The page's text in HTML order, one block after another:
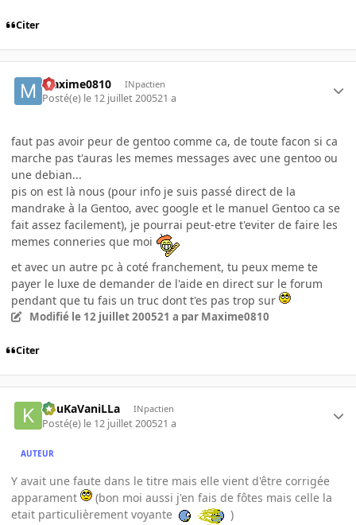
Citer
Maxime0810 INpactien
Posté(e) le 12 juillet 200521 a
faut pas avoir peur de gentoo comme ca, de toute facon si ca
marche pas t'auras les memes messages avec une gentoo ou
une debian...
pis on est là nous (pour info je suis passé direct de la
mandrake à la Gentoo, avec google et le manuel Gentoo ca se
fait assez facilement), je pourrai peut-etre t'eviter de faire les
memes conneries que moi
et avec un autre pc à coté franchement, tu peux meme te
payer le luxe de demander de l'aide en direct sur le forum
pendant que tu fais un truc dont t'es pas trop sur
Modifié le 12 juillet 200521 a par Maxime0810
Citer
KouKaVaniLLa INpactien
Posté(e) le 12 juillet 200521 a
AUTEUR
Y avait une faute dans le titre mais elle vient d'être corrigée
apparament
(bon moi aussi j'en fais de fôtes mais celle la
etait particulièrement voyante
)